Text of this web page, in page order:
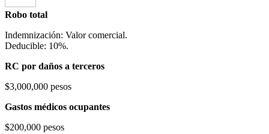
Robo total
Indemnización: Valor comercial.
Deducible: 10%.
RC por daños a terceros
$3,000,000 pesos
Gastos médicos ocupantes
$200,000 pesos